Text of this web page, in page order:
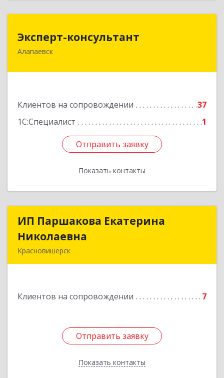
Эксперт-консультант
Алапаевск
Клиентов на сопровождении
37
1С:Специалист
1
Отправить заявку
Показать контакты
624600, Свердловская обл, Алапаевск г,
Отправить заявку
Назад
ИП Паршакова Екатерина
Николаевна
Красновишерск
Клиентов на сопровождении 7
Отправить заявку
Показать контакты
ИП Паршакова Екатерина
Подробнее
Отправить заявку
Назад